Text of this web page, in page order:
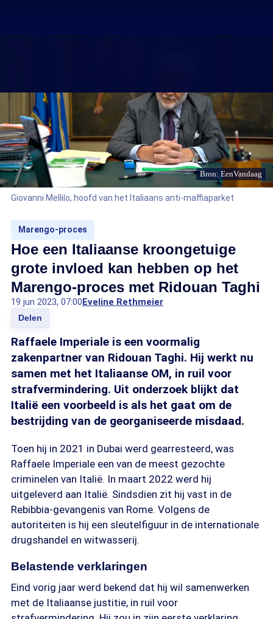
Bron: EenVandaag
Giovanni Mellilo, hoofd van het Italiaans anti-maffiaparket
Marengo-proces
Hoe een Italiaanse kroongetuige
grote invloed kan hebben op het
Marengo-proces met Ridouan Taghi
19 jun 2023, 07:00Eveline Rethmeier
Delen
Raffaele Imperiale is een voormalig
zakenpartner van Ridouan Taghi. Hij werkt nu
samen met het Italiaanse OM, in ruil voor
strafvermindering. Uit onderzoek blijkt dat
Italië een voorbeeld is als het gaat om de
bestrijding van de georganiseerde misdaad.
Toen hij in 2021 in Dubai werd gearresteerd, was
Raffaele Imperiale een van de meest gezochte
criminelen van Italië. In maart 2022 werd hij
uitgeleverd aan Italië. Sindsdien zit hij vast in de
Rebibbia-gevangenis van Rome. Volgens de
autoriteiten is hij een sleutelfiguur in de internationale
drugshandel en witwasserij.
Belastende verklaringen
Eind vorig jaar werd bekend dat hij wil samenwerken
met de Italiaanse justitie, in ruil voor